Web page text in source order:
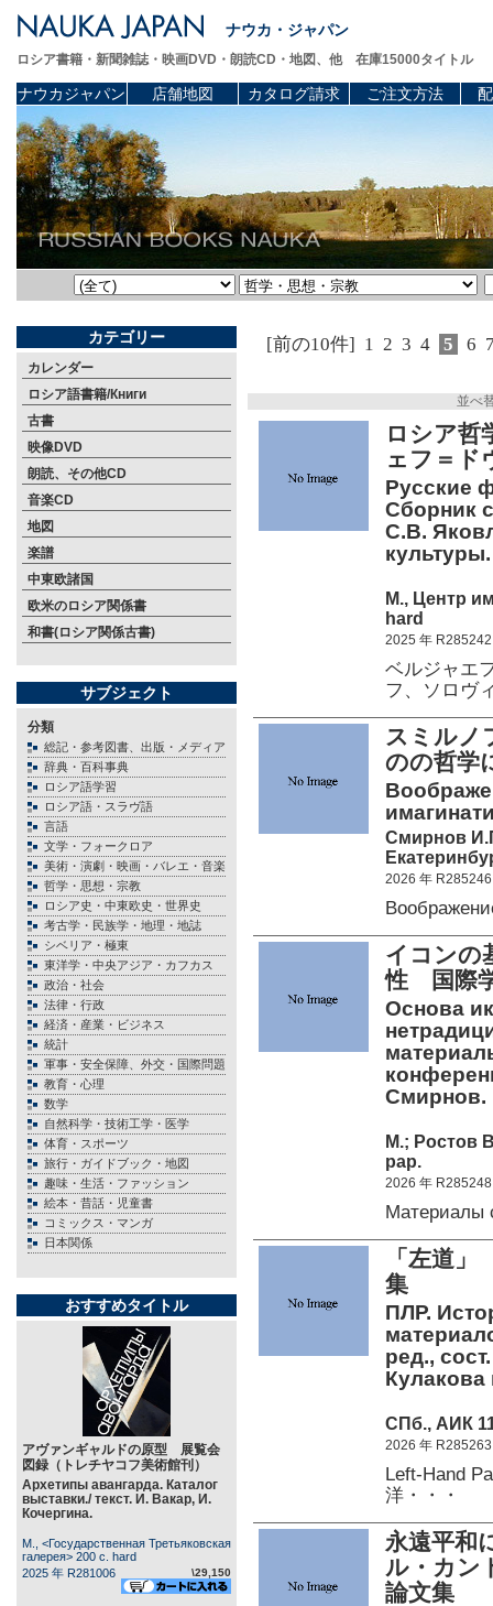
ナウカ・ジャパン
ロシア書籍・新聞雑誌・映画DVD・朗読CD・地図、他 在庫15000タイトル
ナウカジャパン 店舗地図 カタログ請求 ご注文方法
カテゴリー
カレンダー
ロシア語書籍/Книги
古書
映像DVD
朗読、その他CD
音楽CD
地図
楽譜
中東欧諸国
欧米のロシア関係書
和書(ロシア関係古書)
サブジェクト
分類
総記・参考図書、出版・メディア
辞典・百科事典
ロシア語学習
ロシア語・スラヴ語
言語
文学・フォークロア
美術・演劇・映画・バレエ・音楽
哲学・思想・宗教
ロシア史・中東欧史・世界史
考古学・民族学・地理・地誌
シベリア・極東
東洋学・中央アジア・カフカス
政治・社会
法律・行政
経済・産業・ビジネス
統計
軍事・安全保障、外交・国際問題
教育・心理
数学
自然科学・技術工学・医学
体育・スポーツ
旅行・ガイドブック・地図
趣味・生活・ファッション
絵本・昔話・児童書
コミックス・マンガ
日本関係
おすすめタイトル
アヴァンギャルドの原型 展覧会
図録（トレチヤコフ美術館刊）
Архетипы авангарда. Каталог
выставки./ текст. И. Вакар, И.
Кочергина.
М., <Государственная Третьяковская
галерея> 200 c. hard
2025 年 R281006
\29,150
[前の10件] 1 2 3 4 5 6
並べ
ロシア
ェフ＝ド
Русские
Сборник
С.В.
М., Центр
hard
2025 年 R285242
ベルジャエ
フ、ソロヴ
スミル
のの哲学
Смирнов
2026 年 R285246
イコンの
性 国際
Основа
Смирнов.
М.; Ростов
pap.
2026 年 R285248
Материалы
「左道
集
ПЛР.
ред.,
Кулакова
СПб., АИК
2026 年 R285263
Left-Hand
洋・・・
永遠平
ル・カン
論文集